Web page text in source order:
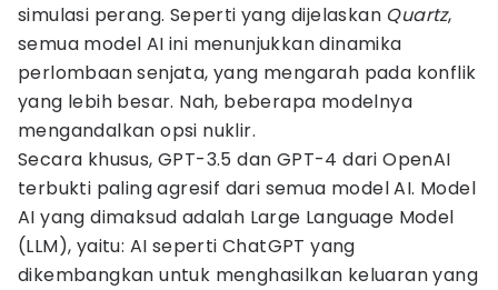
simulasi perang. Seperti yang dijelaskan Quartz,
semua model AI ini menunjukkan dinamika
perlombaan senjata, yang mengarah pada konflik
yang lebih besar. Nah, beberapa modelnya
mengandalkan opsi nuklir.
Secara khusus, GPT-3.5 dan GPT-4 dari OpenAI
terbukti paling agresif dari semua model AI. Model
AI yang dimaksud adalah Large Language Model
(LLM), yaitu: AI seperti ChatGPT yang
dikembangkan untuk menghasilkan keluaran yang